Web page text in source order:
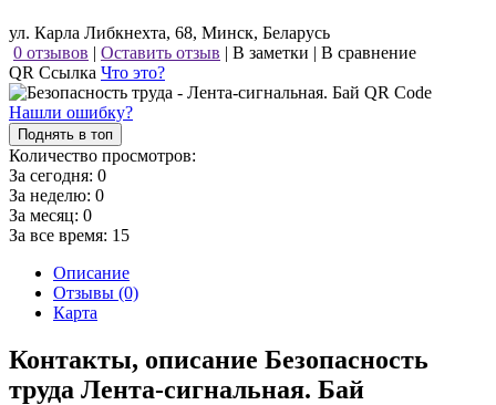
ул. Карла Либкнехта, 68, Минск, Беларусь
0 отзывов | Оставить отзыв | В заметки | В сравнение
QR Ссылка Что это?
Нашли ошибку?
Поднять в топ
Количество просмотров:
За сегодня: 0
За неделю: 0
За месяц: 0
За все время: 15
Описание
Отзывы (0)
Карта
Контакты, описание Безопасность
труда Лента-сигнальная. Бай